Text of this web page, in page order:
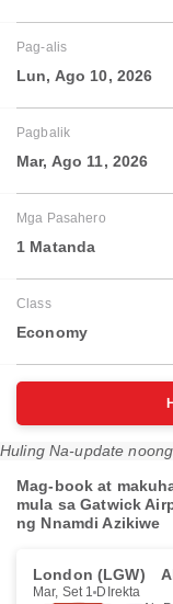
Pag-alis
Lun, Ago 10, 2026
Pagbalik
Mar, Ago 11, 2026
Mga Pasahero
1 Matanda
Class
Economy
Huling Na-update noong
Mag-book at
mula sa Gatwick
ng Nnamdi Azikiwe
London (LGW)
Mar, Set 1 DIrekta